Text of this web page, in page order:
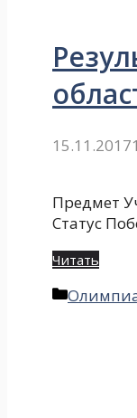
15.11.2017
Предмет
Статус
Читать
Рубрики